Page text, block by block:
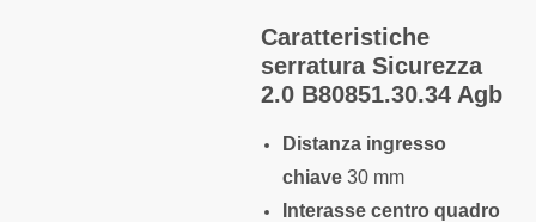
Caratteristiche
serratura Sicurezza
2.0 B80851.30.34 Agb
Distanza ingresso
chiave 30 mm
Interasse centro quadro